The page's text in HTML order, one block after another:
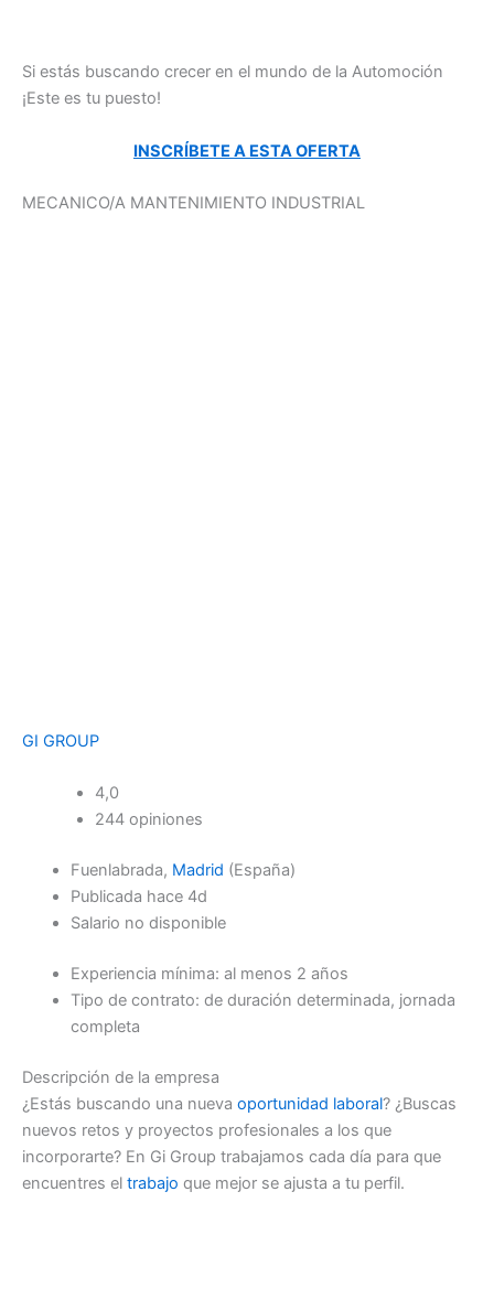
Si estás buscando crecer en el mundo de la Automoción
¡Este es tu puesto!
INSCRÍBETE A ESTA OFERTA
MECANICO/A MANTENIMIENTO INDUSTRIAL
GI GROUP
4,0
244 opiniones
Fuenlabrada, Madrid (España)
Publicada hace 4d
Salario no disponible
Experiencia mínima: al menos 2 años
Tipo de contrato: de duración determinada, jornada
completa
Descripción de la empresa
¿Estás buscando una nueva oportunidad laboral? ¿Buscas
nuevos retos y proyectos profesionales a los que
incorporarte? En Gi Group trabajamos cada día para que
encuentres el trabajo que mejor se ajusta a tu perfil.